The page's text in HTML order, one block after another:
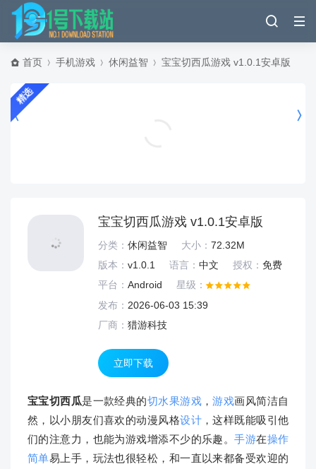
首页 手机游戏 休闲益智 宝宝切西瓜游戏 v1.0.1安卓版
精选
宝宝切西瓜游戏 v1.0.1安卓版
分类： 休闲益智 大小： 72.32M
版本： v1.0.1 语言： 中文 授权： 免费
平台： Android
星级：
发布： 2026-06-03 15:39
厂商： 猎游科技
立即下载
宝宝切西瓜是一款经典的切水果游戏，游戏画风简洁自
然，以小朋友们喜欢的动漫风格设计，这样既能吸引他
们的注意力，也能为游戏增添不少的乐趣。手游在操作
简单易上手，玩法也很轻松，和一直以来都备受欢迎的